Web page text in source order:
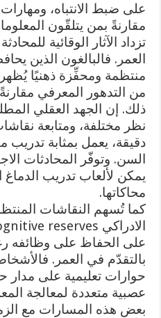
على ضبط الانتباه،
مقارنةً بمن يتلقّون
تزداد الآثار الوقائية
العمر. فالبالغون الذين
منتظمة ومحفِّزة ذهنيًا
من التدهور المعرفي
ذلك. إن الجهد العقلي
نظر مختلفة، ومتابعة
دقيقة، يعمل بمثابة تدريب
السن. وتوفّر المحادثات
يمكن لألعاب تدريب
محاكاتها.
كما تُسهم النقاشات
على الحفاظ على وظائفه
بالتقدّم في العمر.
حوارات تعليمية على
عصبية متعددة لمعالجة
بعض هذه المسارات مع